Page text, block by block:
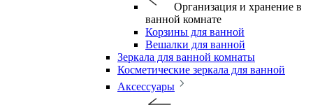
Организация и хранение в
ванной комнате
Корзины для ванной
Вешалки для ванной
Зеркала для ванной комнаты
Косметические зеркала для ванной
Аксессуары